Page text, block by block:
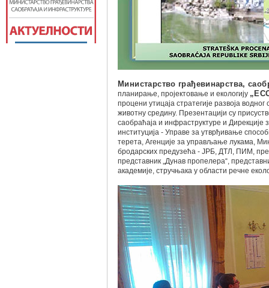
Министарство грађевинарства,
планирање, пројектовање и екологију
процени утицаја стратегије развоја
животну средину. Презентацији су
саобраћаја и инфраструктуре и
институција - Управе за утврђивање
терета, Агенције за управљање лукама,
бродарских предузећа - ЈРБ, ДТЛ, ПИМ,
представник „Дунав пропелера“,
академије, стручњака у области речне